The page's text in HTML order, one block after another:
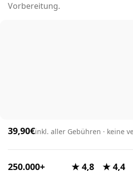
Vorbereitung.
39,90€inkl. aller Gebühren · keine
250.000+ ★ 4,8 ★ 4,4